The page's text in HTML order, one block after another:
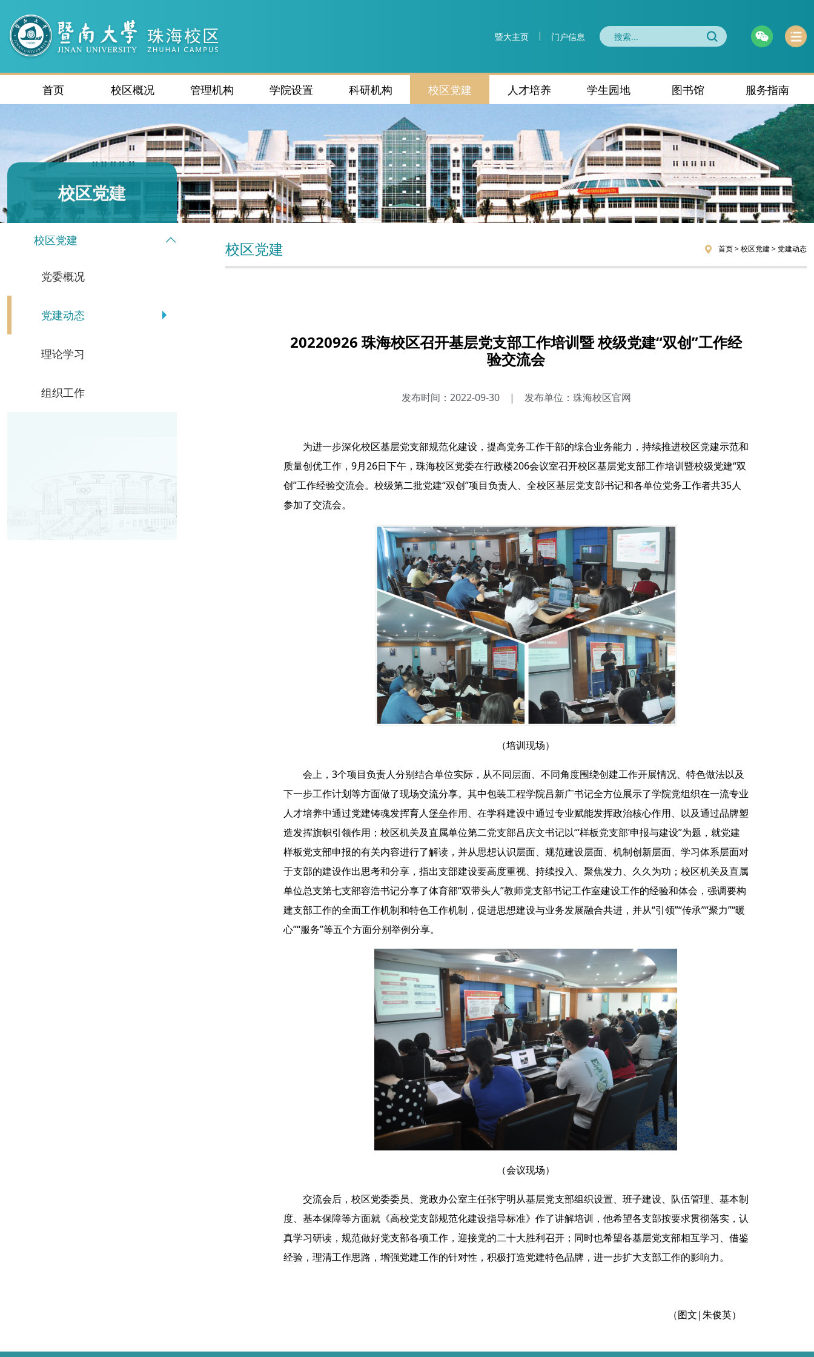
暨大主页 门户信息
首页 校区概况 管理机构 学院设置 科研机构 校区党建 人才培养 学生园地 图书馆 服务指南
校区党建
校区党建
党委概况
党建动态
理论学习
组织工作
校区党建 首页>校区党建>党建动态
20220926 珠海校区召开基层党支部工作培训暨 校级党建“双创”工作经
验交流会
发布时间：2022-09-30 | 发布单位：珠海校区官网
为进一步深化校区基层党支部规范化建设，提高党务工作干部的综合业务能力，持续推进校区党建示范和
质量创优工作，9月26日下午，珠海校区党委在行政楼206会议室召开校区基层党支部工作培训暨校级党建“双
创”工作经验交流会。校级第二批党建“双创”项目负责人、全校区基层党支部书记和各单位党务工作者共35人
参加了交流会。
（培训现场）
会上，3个项目负责人分别结合单位实际，从不同层面、不同角度围绕创建工作开展情况、特色做法以及
下一步工作计划等方面做了现场交流分享。其中包装工程学院吕新广书记全方位展示了学院党组织在一流专业
人才培养中通过党建铸魂发挥育人堡垒作用、在学科建设中通过专业赋能发挥政治核心作用、以及通过品牌塑
造发挥旗帜引领作用；校区机关及直属单位第二党支部吕庆文书记以“‘样板党支部’申报与建设”为题，就党建
样板党支部申报的有关内容进行了解读，并从思想认识层面、规范建设层面、机制创新层面、学习体系层面对
于支部的建设作出思考和分享，指出支部建设要高度重视、持续投入、聚焦发力、久久为功；校区机关及直属
单位总支第七支部容浩书记分享了体育部“双带头人”教师党支部书记工作室建设工作的经验和体会，强调要构
建支部工作的全面工作机制和特色工作机制，促进思想建设与业务发展融合共进，并从“引领”“传承”“聚力”“暖
心”“服务”等五个方面分别举例分享。
（会议现场）
交流会后，校区党委委员、党政办公室主任张宇明从基层党支部组织设置、班子建设、队伍管理、基本制
度、基本保障等方面就《高校党支部规范化建设指导标准》作了讲解培训，他希望各支部按要求贯彻落实，认
真学习研读，规范做好党支部各项工作，迎接党的二十大胜利召开；同时也希望各基层党支部相互学习、借鉴
经验，理清工作思路，增强党建工作的针对性，积极打造党建特色品牌，进一步扩大支部工作的影响力。
（图文|朱俊英）